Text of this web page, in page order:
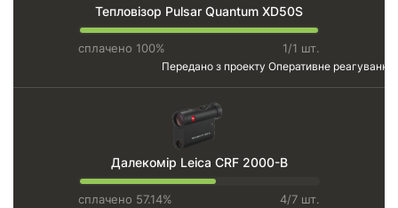
Тепловізор Pulsar Quantum XD50S
сплачено 100%
1/1 шт.
Передано з проекту Оперативне реагування
Далекомір Leica CRF 2000-B
сплачено 57.14% 4/7 шт.